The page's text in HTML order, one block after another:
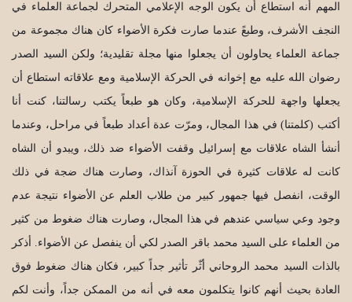
المهم أنه استطاع أن يكون الوجه الإعلامي المتحرك لجماعة العلماء في
النجف الأشرف، وطبعً عندما صارت فكرة الأضواء كان هناك مجموعة من
جماعة العلماء يحاولون أن يجعلوا منها مجلة تقليدية؛ ولكن السيد الصدر
رضوان الله عليه مع إخوانه في الحركة الإسلامية ومع علاقاته استطاع أن
يجعلها واجهة للحركة الإسلامية، وكان هو طبعاً يكتب رسالتنا، كنت أنا
أكتب (كلمتنا) في هذا المجال، ومرّت عدة أعداد طبعاً في مراحل، وعندما
أنشأ الشاه علاقات مع إسرائيل وقفت الأضواء ضد ذلك، ويبدو أن الشاه
كانت له علاقات كثيرة في الحوزة آنذاك، وصارت هناك ضجة في ذلك
الوقت، انفصل فيها جمهور كبير من طلاب العلم عن الأضواء نتيجة عدم
وجود وعي سياسي عندهم في هذا المجال، وصارت هناك ضغوط من كثير
من العلماء على السيد محمد باقر الصدر لكي أن ينفصل عن الأضواء. أذكر
بالذات السيد محمد الروحاني أثّر تأثير جداً كبير، فكان هناك ضغوط فوق
العادة بحيث أنهم كانوا يتكلمون معه في أنه من الممكن جداً، وأنت لكم